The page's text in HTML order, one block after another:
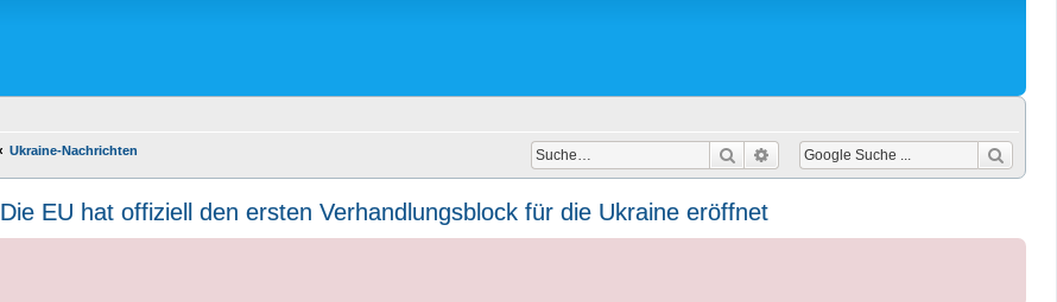
Ukraine-Nachrichten Suche Erweiterte Suche
Die EU hat offiziell den ersten Verhandlungsblock für die Ukraine eröffnet